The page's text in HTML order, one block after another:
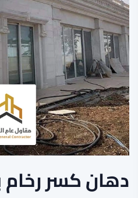
دهان كسر رخام